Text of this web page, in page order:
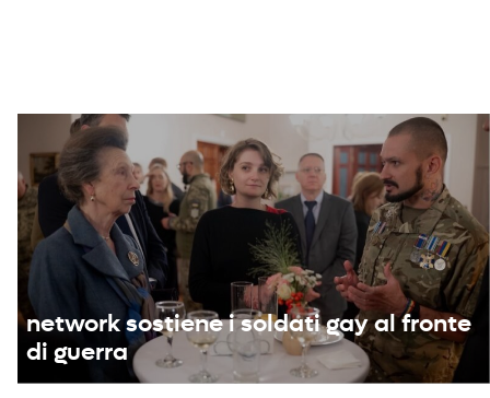
network sostiene i soldati gay al fronte
di guerra